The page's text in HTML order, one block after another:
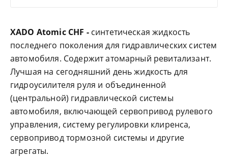
XADO Atomic CHF - синтетическая жидкость
последнего поколения для гидравлических систем
автомобиля. Содержит атомарный ревитализант.
Лучшая на сегодняшний день жидкость для
гидроусилителя руля и объединенной
(центральной) гидравлической системы
автомобиля, включающей сервопривод рулевого
управления, систему регулировки клиренса,
сервопривод тормозной системы и другие
агрегаты.